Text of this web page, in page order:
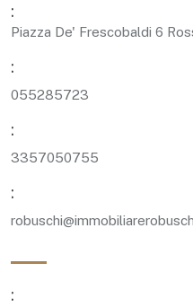
:
Piazza De' Frescobaldi 6
:
055285723
:
3357050755
:
: